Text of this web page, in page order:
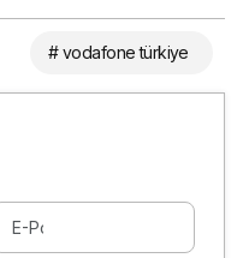
# vodafone türkiye